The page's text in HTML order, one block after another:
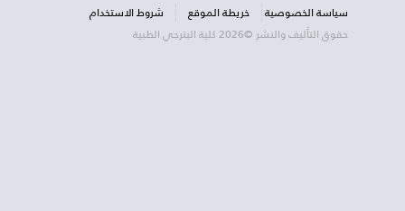
سياسة الخصوصية خريطة الموقع
شروط الاستخدام
حقوق التأليف والنشر ©2026 كلية البترجي الطبية